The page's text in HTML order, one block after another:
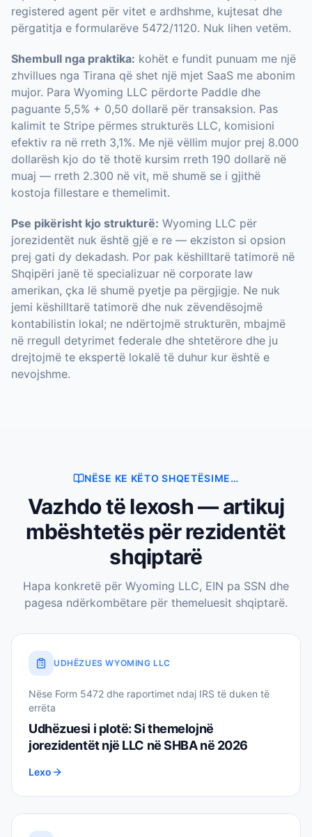
registered agent për vitet e ardhshme, kujtesat dhe
përgatitja e formularëve 5472/1120. Nuk lihen vetëm.
Shembull nga praktika: kohët e fundit punuam me një
zhvillues nga Tirana që shet një mjet SaaS me abonim
mujor. Para Wyoming LLC përdorte Paddle dhe
paguante 5,5% + 0,50 dollarë për transaksion. Pas
kalimit te Stripe përmes strukturës LLC, komisioni
efektiv ra në rreth 3,1%. Me një vëllim mujor prej 8.000
dollarësh kjo do të thotë kursim rreth 190 dollarë në
muaj — rreth 2.300 në vit, më shumë se i gjithë
kostoja fillestare e themelimit.
Pse pikërisht kjo strukturë: Wyoming LLC për
jorezidentët nuk është gjë e re — ekziston si opsion
prej gati dy dekadash. Por pak këshilltarë tatimorë në
Shqipëri janë të specializuar në corporate law
amerikan, çka lë shumë pyetje pa përgjigje. Ne nuk
jemi këshilltarë tatimorë dhe nuk zëvendësojmë
kontabilistin lokal; ne ndërtojmë strukturën, mbajmë
në rregull detyrimet federale dhe shtetërore dhe ju
drejtojmë te ekspertë lokalë të duhur kur është e
nevojshme.
NËSE KE KËTO SHQETËSIME…
Vazhdo të lexosh — artikuj
mbështetës për rezidentët
shqiptarë
Hapa konkretë për Wyoming LLC, EIN pa SSN dhe
pagesa ndërkombëtare për themeluesit shqiptarë.
UDHËZUES WYOMING LLC
Nëse Form 5472 dhe raportimet ndaj IRS të duken të
errëta
Udhëzuesi i plotë: Si themelojnë
jorezidentët një LLC në SHBA në 2026
Lexo